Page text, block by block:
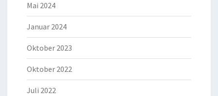
Mai 2024
Januar 2024
Oktober 2023
Oktober 2022
Juli 2022